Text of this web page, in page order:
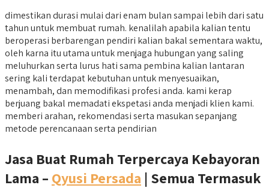
dimestikan durasi mulai dari enam bulan sampai lebih dari satu
tahun untuk membuat rumah. kenalilah apabila kalian tentu
beroperasi berbarengan pendiri kalian bakal sementara waktu,
oleh karna itu utama untuk menjaga hubungan yang saling
meluhurkan serta lurus hati sama pembina kalian lantaran
sering kali terdapat kebutuhan untuk menyesuaikan,
menambah, dan memodifikasi profesi anda. kami kerap
berjuang bakal memadati ekspetasi anda menjadi klien kami.
memberi arahan, rekomendasi serta masukan sepanjang
metode perencanaan serta pendirian
Jasa Buat Rumah Terpercaya Kebayoran
Lama – Qyusi Persada | Semua Termasuk